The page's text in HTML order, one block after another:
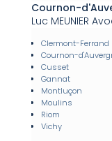
Cournon-
Luc MEUNIER
Clermont-Ferrand
Cournon-
Cusset
Gannat
Montluçon
Moulins
Riom
Vichy